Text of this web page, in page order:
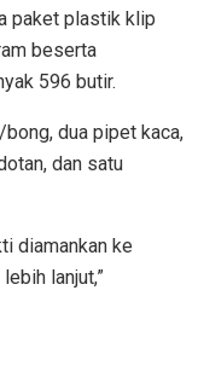
paket plastik klip
beserta
596 butir.
dua pipet kaca,
dan satu
diamankan ke
lanjut,”